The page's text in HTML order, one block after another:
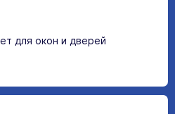
для окон и дверей